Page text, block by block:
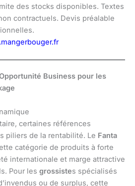
des stocks disponibles. Textes
contractuels. Devis préalable
Business pour les
certaines références
piliers de la rentabilité. Le Fanta
catégorie de produits à forte
internationale et marge attractive
Pour les grossistes spécialisés
ou de surplus, cette